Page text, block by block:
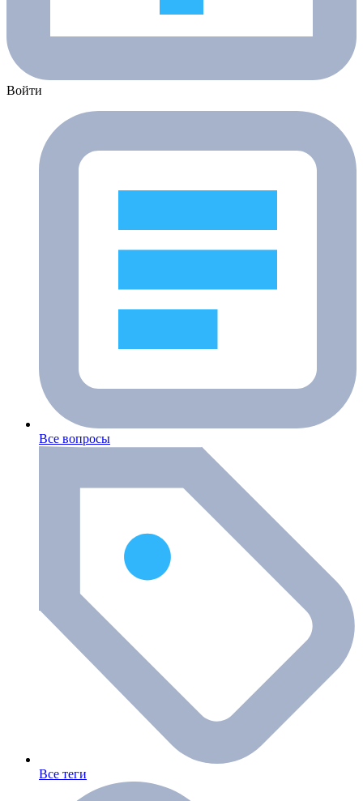
Войти
Все вопросы
Все теги